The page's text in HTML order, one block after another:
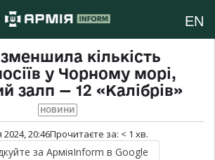
EN
кількість
у Чорному морі,
залп — 12 «Калібрів»
НОВИНИ
2024, 20:46Прочитаєте за: < 1 хв.
за АрміяInform в Google